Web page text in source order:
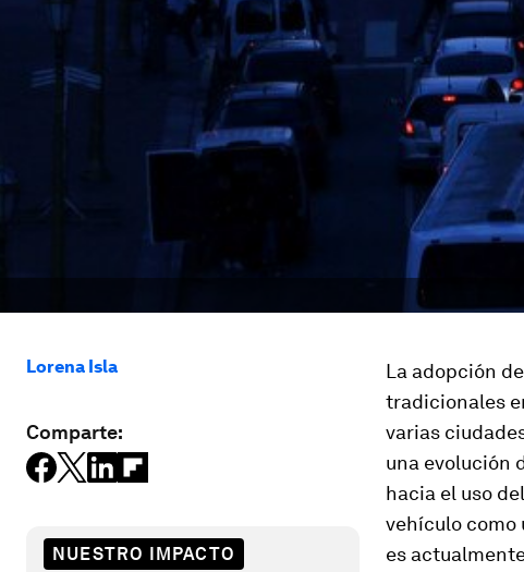
Lorena Isla
Comparte:
NUESTRO IMPACTO
La adopción
tradicionales
varias
una evolución
hacia el uso
vehículo como
es